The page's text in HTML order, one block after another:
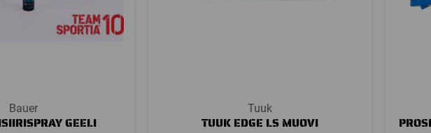
Bauer
GEELI
Tuuk
TUUK EDGE LS MUOVI